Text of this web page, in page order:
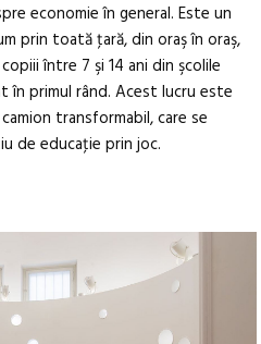
economie în general. Este un
prin toată ţară, din oraş în oraş,
între 7 şi 14 ani din şcolile
în primul rând. Acest lucru este
transformabil, care se
de educaţie prin joc.